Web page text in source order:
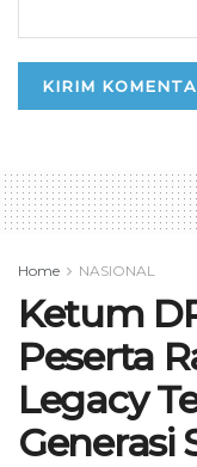
Home NASIONAL
Ketum
Peserta
Legacy
Generasi